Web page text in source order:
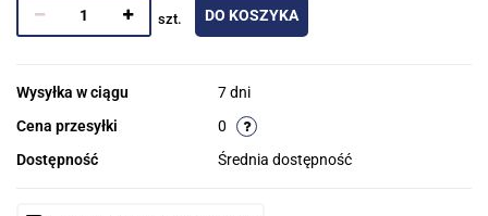
szt. DO KOSZYKA
Wysyłka w ciągu
7 dni
Cena przesyłki
0
Dostępność
Średnia dostępność